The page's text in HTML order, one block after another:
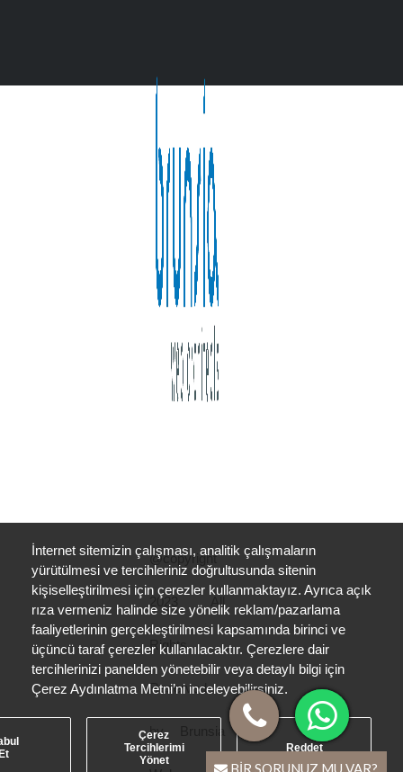
İnternet sitemizin çalışması, analitik çalışmaların
yürütülmesi ve tercihleriniz doğrultusunda sitenin
kişiselleştirilmesi için çerezler kullanmaktayız. Ayrıca açık
rıza vermeniz halinde size yönelik reklam/pazarlama
faaliyetlerinin gerçekleştirilmesi kapsamında birinci ve
üçüncü taraf çerezler kullanılacaktır. Çerezlere dair
tercihlerinizi panelden yönetebilir veya detaylı bilgi için
Çerez Aydınlatma Metni’ni inceleyebilirsiniz.
Çerez
Tercihlerimi
Yönet
Reddet
BİR SORUNUZ MU VAR?
@copyright
2023 All
Rights
Reserved
by
BİR SORUNUZ MU VAR?